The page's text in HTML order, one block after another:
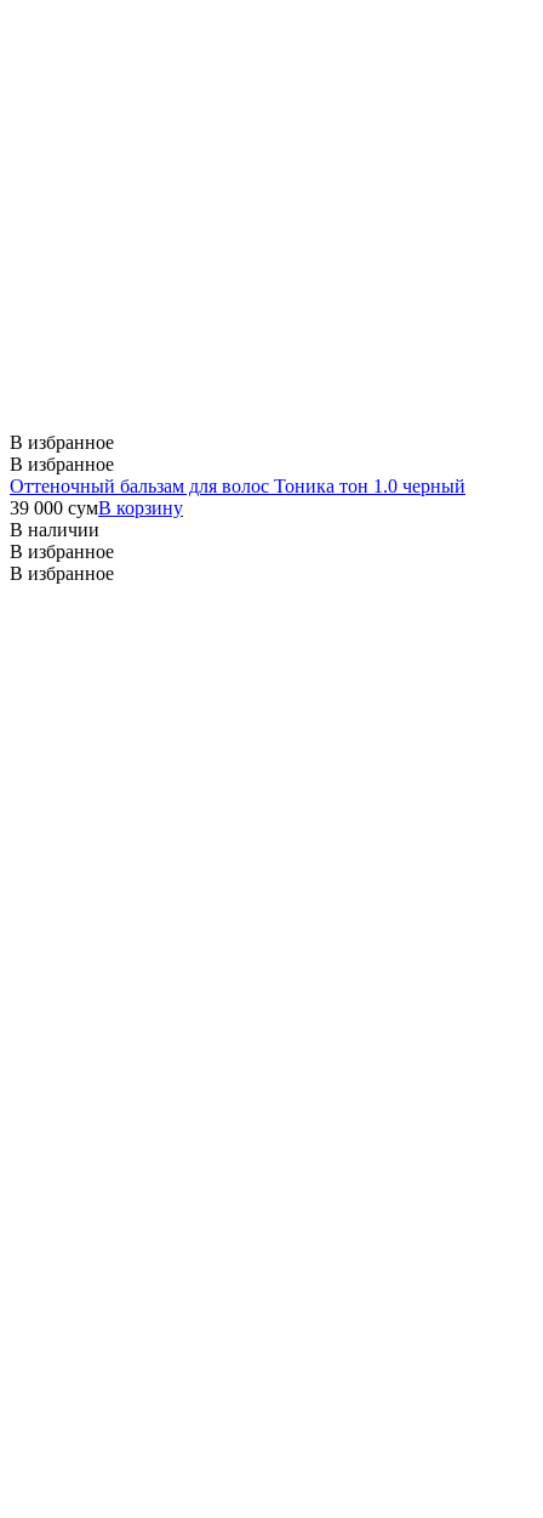
В избранное
В избранное
Оттеночный бальзам для волос Тоника тон 1.0 черный
39 000 сумВ корзину
В наличии
В избранное
В избранное